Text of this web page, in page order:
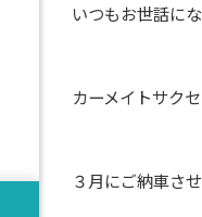
いつもお世話に
カーメイトサク
３月にご納車さ